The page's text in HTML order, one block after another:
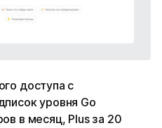
доступа с
уровня Go
в месяц, Plus за 20